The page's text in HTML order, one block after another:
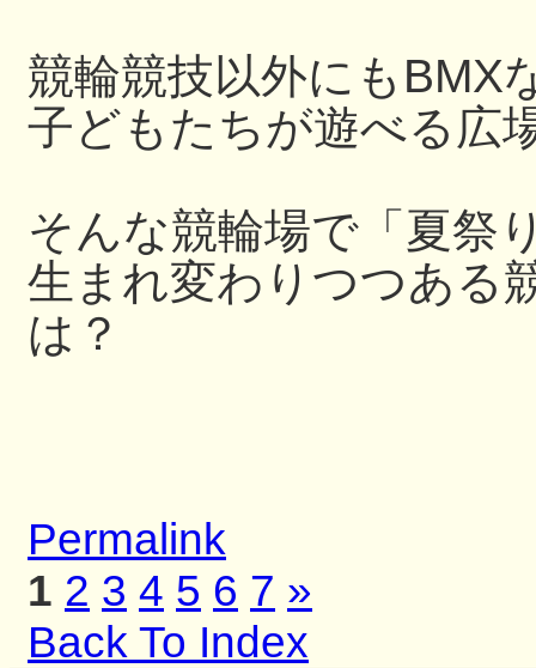
競輪競技以外にもBMX
子どもたちが遊べる広
そんな競輪場で「夏祭
生まれ変わりつつある
は？
Permalink
1 2 3 4 5 6 7 »
Back To Index